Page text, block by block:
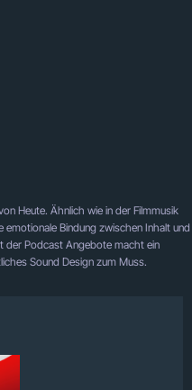
Heute. Ähnlich wie in der Filmmusik
emotionale Bindung zwischen Inhalt und
der Podcast Angebote macht ein
Sound Design zum Muss.